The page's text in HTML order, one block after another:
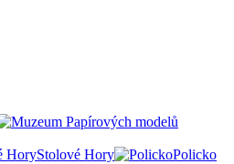
Stolové Hory Policko